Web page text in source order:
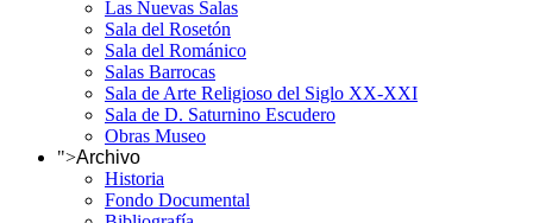
Las Nuevas Salas
Sala del Rosetón
Sala del Románico
Salas Barrocas
Sala de Arte Religioso del Siglo XX-XXI
Sala de D. Saturnino Escudero
Obras Museo
">Archivo
Historia
Fondo Documental